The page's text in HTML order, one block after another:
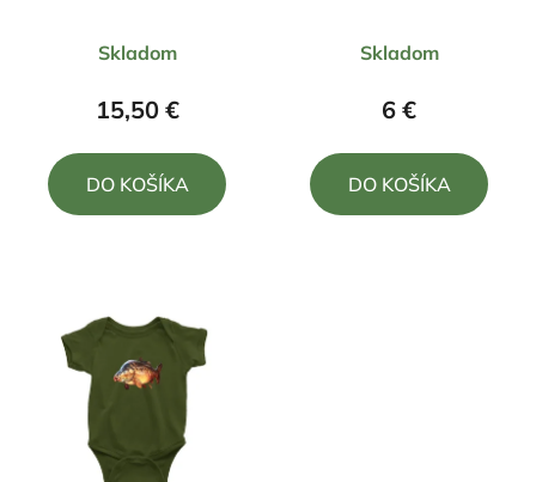
hodnotenie
produktu
5,0
z
Skladom
15,50 €
DO KOŠÍKA
hodnotenie
produktu
5,0
z
Skladom
6 €
DO KOŠÍKA